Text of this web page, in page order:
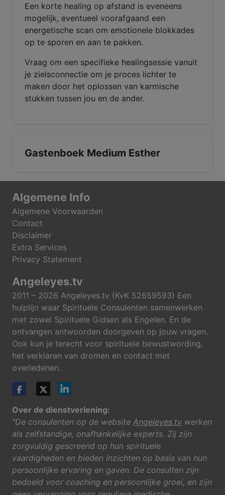
Een korte healing op afstand is eveneens
mogelijk, eventueel voorafgaand een
energetische scan om emotionele blokkades
op te sporen en aan te pakken.
Vraag om een specifieke healingsessie vanuit
je zielsconnectie om je proces lichter te
maken door het oplossen van karmische
stukken tussen jou en de ander.
Gastenboek Medium Esther
Algemene Info
Algemene Voorwaarden
Contact
Disclaimer
Extra Services
Privacy Statement
Angeleyes.tv
2011 – 2026 Angeleyes.tv (KvK 52659593) Een
hulplijn waar Spirituele Consulenten samenwerken
met zowel Spirituele Gidsen als Engelen. En de
ontvangen antwoorden doorgeven op jouw vragen.
Ook kun je terecht voor spirituele bewustwording,
het verklaren van dromen en contact met
overledenen.
Over de dienstverlening:
“De consulenten op de website Angeleyes.tv werken
als zelfstandige, onafhankelijke experts. Zij zijn
zorgvuldig gescreend op hun spirituele
vaardigheden en bieden inzichten op basis van hun
persoonlijke ervaring en gaven. De consulten zijn
bedoeld voor coaching en persoonlijke groei, en zijn